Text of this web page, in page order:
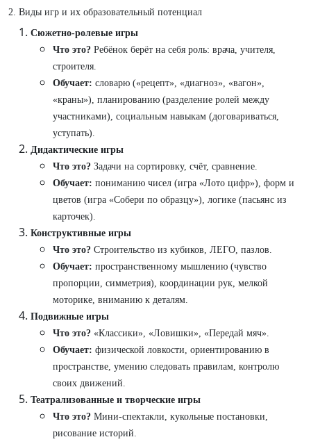
2. Виды игр и их образовательный потенциал
Сюжетно-ролевые игры
Что это? Ребёнок берёт на себя роль: врача, учителя,
строителя.
Обучает: словарю («рецепт», «диагноз», «вагон»,
«краны»), планированию (разделение ролей между
участниками), социальным навыкам (договариваться,
уступать).
Дидактические игры
Что это? Задачи на сортировку, счёт, сравнение.
Обучает: пониманию чисел (игра «Лото цифр»), форм и
цветов (игра «Собери по образцу»), логике (пасьянс из
карточек).
Конструктивные игры
Что это? Строительство из кубиков, ЛЕГО, пазлов.
Обучает: пространственному мышлению (чувство
пропорции, симметрия), координации рук, мелкой
моторике, вниманию к деталям.
Подвижные игры
Что это? «Классики», «Ловишки», «Передай мяч».
Обучает: физической ловкости, ориентированию в
пространстве, умению следовать правилам, контролю
своих движений.
Театрализованные и творческие игры
Что это? Мини-спектакли, кукольные постановки,
рисование историй.